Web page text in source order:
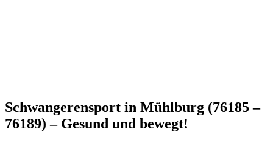
Schwangerensport in Mühlburg (76185 –
76189) – Gesund und bewegt!